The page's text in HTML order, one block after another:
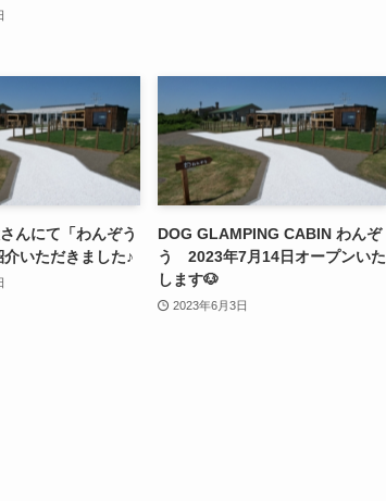
んにて「わんぞう
いただきました♪
DOG GLAMPING CABIN わんぞ
う 2023年7月14日オープンいた
します🐶
2023年6月3日